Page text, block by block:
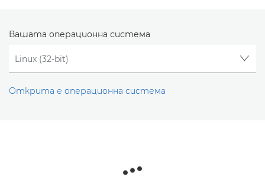
Вашата операционна система
Открита е операционна система